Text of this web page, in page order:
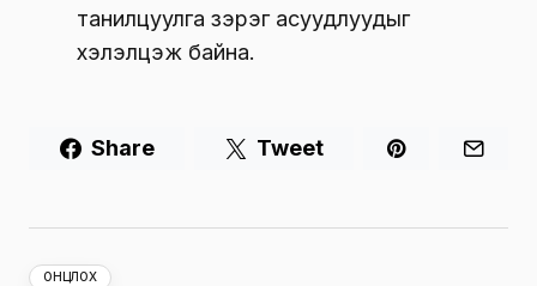
танилцуулга зэрэг асуудлуудыг
хэлэлцэж байна.
Share Tweet
ОНЦЛОХ